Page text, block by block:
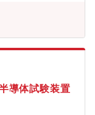
。【配属先】
Supply
について/魅力】・
ることで、直接的
達成感の高い仕事
を軸に、長期需
、生産キャパ管
ロスファンクショ
を担って頂きま
導体試験装置